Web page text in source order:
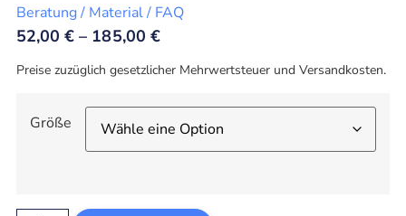
Beratung / Material / FAQ
52,00€ – 185,00 €
Preise zuzüglich gesetzlicher Mehrwertsteuer und Versandkosten.
Größe